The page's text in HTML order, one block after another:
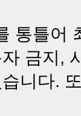
통틀어
금지,
니다.